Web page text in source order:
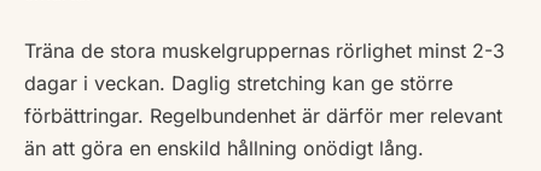
Träna de stora muskelgruppernas rörlighet minst 2-3
dagar i veckan. Daglig stretching kan ge större
förbättringar. Regelbundenhet är därför mer relevant
än att göra en enskild hållning onödigt lång.